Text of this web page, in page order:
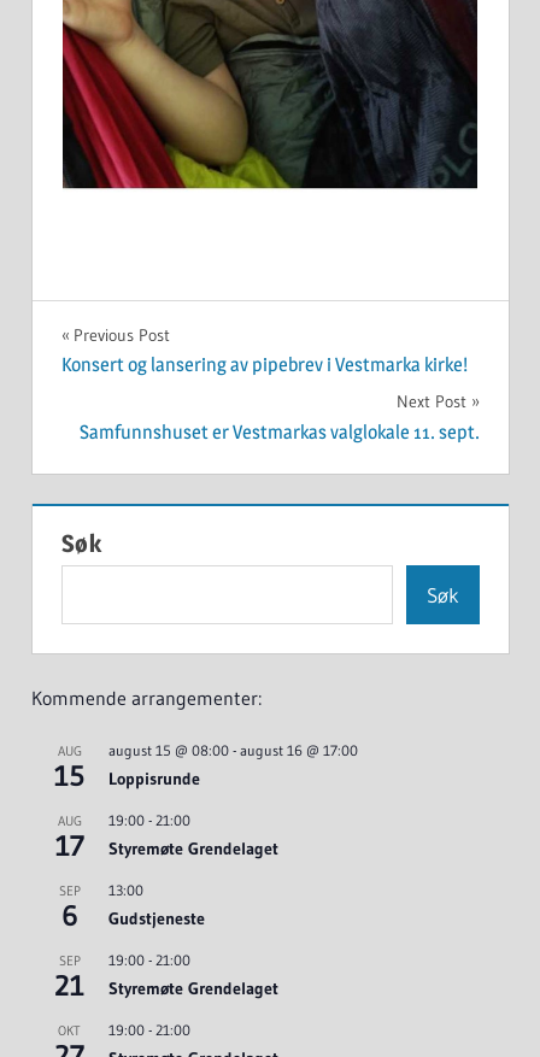
UKATEGORISERT
Innleggsnavigasjon
Previous Post
Konsert og lansering av pipebrev i Vestmarka kirke!
Next Post
Samfunnshuset er Vestmarkas valglokale 11. sept.
Søk
Søk
Kommende arrangementer:
AUG
15
august 15 @ 08:00- august 16 @ 17:00
Loppisrunde
AUG
17
19:00- 21:00
Styremøte Grendelaget
SEP
6
13:00
Gudstjeneste
SEP
21
19:00- 21:00
Styremøte Grendelaget
OKT 19:00- 21:00